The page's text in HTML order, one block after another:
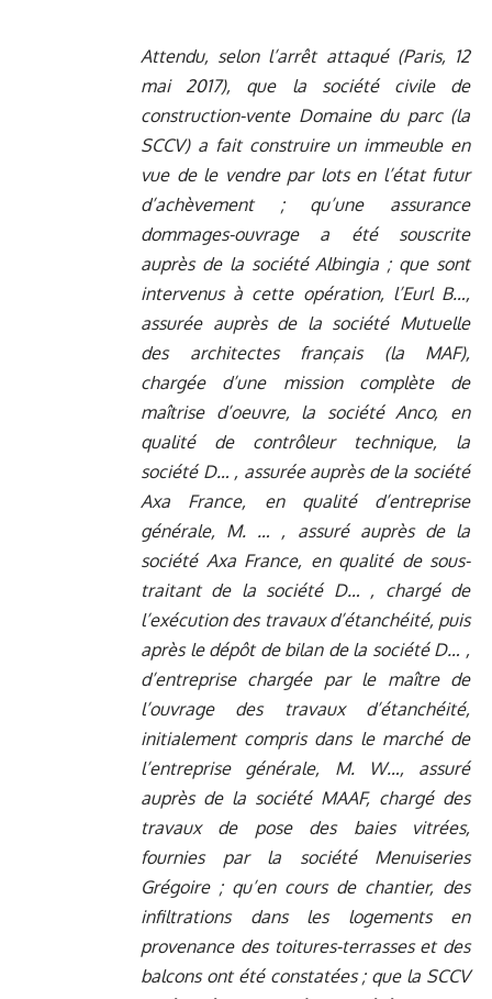
Attendu, selon l’arrêt attaqué (Paris, 12
mai 2017), que la société civile de
construction-vente Domaine du parc (la
SCCV) a fait construire un immeuble en
vue de le vendre par lots en l’état futur
d’achèvement ; qu’une assurance
dommages-ouvrage a été souscrite
auprès de la société Albingia ; que sont
intervenus à cette opération, l’Eurl B…,
assurée auprès de la société Mutuelle
des architectes français (la MAF),
chargée d’une mission complète de
maîtrise d’oeuvre, la société Anco, en
qualité de contrôleur technique, la
société D… , assurée auprès de la société
Axa France, en qualité d’entreprise
générale, M. … , assuré auprès de la
société Axa France, en qualité de sous-
traitant de la société D… , chargé de
l’exécution des travaux d’étanchéité, puis
après le dépôt de bilan de la société D… ,
d’entreprise chargée par le maître de
l’ouvrage des travaux d’étanchéité,
initialement compris dans le marché de
l’entreprise générale, M. W…, assuré
auprès de la société MAAF, chargé des
travaux de pose des baies vitrées,
fournies par la société Menuiseries
Grégoire ; qu’en cours de chantier, des
infiltrations dans les logements en
provenance des toitures-terrasses et des
balcons ont été constatées ; que la SCCV